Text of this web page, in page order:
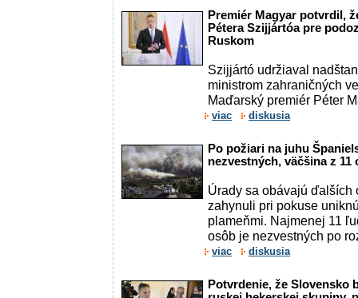
Premiér Magyar potvrdil,
Pétera Szijjártóa pre
Ruskom
Szijjártó udržiaval
ministrom zahraničných
Maďarský premiér Péter
viac diskusia
Po požiari na juhu
nezvestných, väčšina z
Úrady sa obávajú ďalších
zahynuli pri pokuse
plameňmi. Najmenej 11
osôb je nezvestných po
viac diskusia
Potvrdenie, že Slovensko